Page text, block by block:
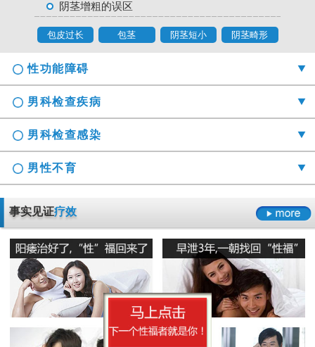
阴茎增粗的误区
包皮过长 包茎 阴茎短小 阴茎畸形
性功能障碍
勃起时间短硬度不够怎么办
男性阳痿会有哪些危害
早泄要严于律己
阳痿 早泄 不射精 勃起障碍
男科检查疾病
男科检查囊肿症状是什么
正确认识男科检查莫“误解”它
男科检查增生会影响性生活吗
男性男科检查灼痛是怎么回事
男科检查感染
龟头的异味什么导致的
男人睾丸胀痛的原因是什么
精囊炎有哪些危害呢
男性不育
无精症的预防措施要怎么做呢
精子畸形率高的主要原因
事实见证疗效